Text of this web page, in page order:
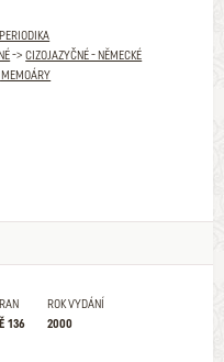
->CIZOJAZYČNÉ - NĚMECKÉ
136
ROK VYDÁNÍ
2000